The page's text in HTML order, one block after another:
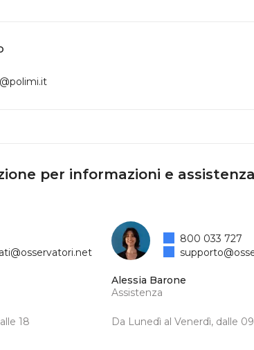
per informazioni e assistenza
18
Alessia Barone
Assistenza
Da Lunedì al Venerdì, dalle
800 033 727